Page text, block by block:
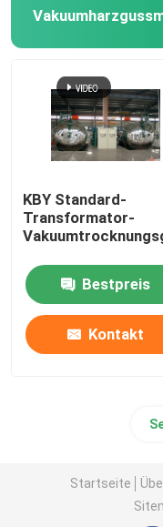
KBY Standard-
Transformator-
Bestpreis
Kontakt
Startseite